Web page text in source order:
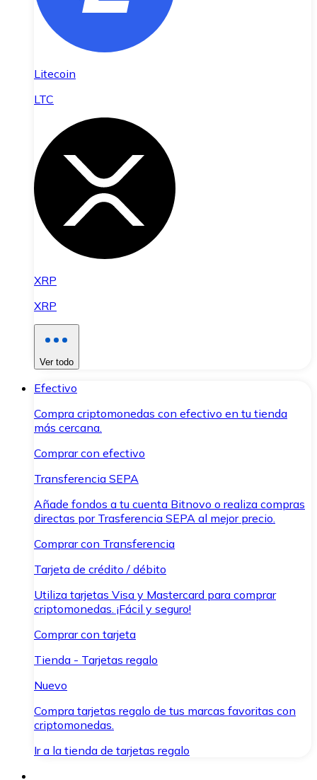
Litecoin
LTC
XRP
XRP
Ver todo
Efectivo
Compra criptomonedas con efectivo en tu tienda
más cercana.
Comprar con efectivo
Transferencia SEPA
Añade fondos a tu cuenta Bitnovo o realiza compras
directas por Trasferencia SEPA al mejor precio.
Comprar con Transferencia
Tarjeta de crédito / débito
Utiliza tarjetas Visa y Mastercard para comprar
criptomonedas. ¡Fácil y seguro!
Comprar con tarjeta
Tienda - Tarjetas regalo
Nuevo
Compra tarjetas regalo de tus marcas favoritas con
criptomonedas.
Ir a la tienda de tarjetas regalo